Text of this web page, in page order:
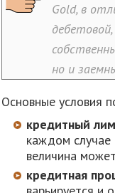
Gold, в
но и
Основные условия
кредитный
каждом случае
величина
кредитная